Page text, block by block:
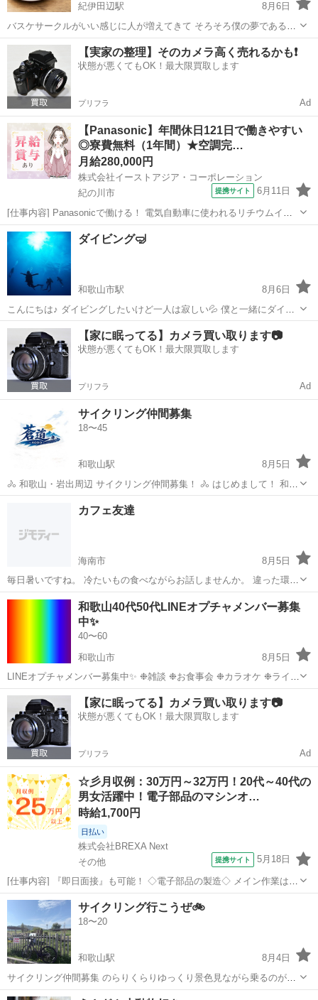
紀伊田辺駅
8月6日
バスケサークルがいい感じに人が増えてきて そろそろ僕の夢である
お茶会サークル です！♪ 場所 田辺市のマック、コメダ珈琲 など
でする予定です！ 仕事終わり、家でご飯食べて、コメダでお茶して、
1〜2時間で雑談して、はい！...
和歌山 田辺市 紀伊田辺駅
【実家の整理】そのカメラ高く売れるかも❗️
状態が悪くてもOK！最大限買取します
プリフラ Ad
【Panasonic】年間休日121日で働きやすい
◎寮費無料（1年間）★空調完…
月給280,000円
株式会社イーストアジア・コーポレーション
紀の川市
提携サイト 6月11日
[仕事内容] Panasonicで働ける！ 電気自動車に使われるリチウムイオ
ン電池の 機械オペレーターのお仕事です！ それぞれ行程はあります
が、 面接時でのお話をもとに適性を見て配属します！ 【極板製造】
⇒混ぜる・塗...
和歌山 紀の川市 工場
ダイビング🤿
和歌山市駅
8月6日
こんにちは♪ ダイビングしたいけど一人は寂しい💦 僕と一緒にダイビ
ングしませんか？？？ 年齢、性別、ライセンスは問いません！！！ ぜ
ひ！一緒に海の差世界を見に行きましょ！！！ 連絡お待ちしてます♪
※活動場所は適当に...
和歌山 和歌山市 和歌山市駅
【家に眠ってる】カメラ買い取ります📷
状態が悪くてもOK！最大限買取します
プリフラ Ad
サイクリング仲間募集
18〜45
和歌山駅
8月5日
🚴 和歌山・岩出周辺 サイクリング仲間募集！ 🚴 はじめまして！ 和歌
山県岩出市周辺で、一緒に楽しく走れるサイクリング仲間を募集して
和歌山駅
カフェ友達
海南市
8月5日
毎日暑いですね。 冷たいもの食べながらお話しませんか。 違った環境
の方とお話して知識を広げていきたいです。 年齢は問いません。 よろ
しくお願いします。
和歌山 海南市 友達
和歌山40代50代LINEオプチャメンバー募集
中✨
40〜60
和歌山市
8月5日
LINEオプチャメンバー募集中✨ ❉雑談 ❉お食事会 ❉カラオケ ❉ライブ
トーク 只今メンバー１５名です✨
和歌山 和歌山市 カラオケ
【家に眠ってる】カメラ買い取ります📷
状態が悪くてもOK！最大限買取します
プリフラ Ad
☆彡月収例：30万円～32万円！20代～40代の
男女活躍中！電子部品のマシンオ…
時給1,700円
日払い
株式会社BREXA Next
その他
提携サイト 5月18日
[仕事内容] 『即日面接』も可能！ ◇電子部品の製造◇ メイン作業は機
械操作と材料供給です！ ・機械に原材料をセットし、スイッチを押す
マシンオペレーター業務 ・電子部品製造に関わる部材の運搬業務 ※重
量物ではございません...
和歌山 その他 工場
サイクリング行こうぜ🚲
18〜20
和歌山駅
8月4日
サイクリング仲間募集 のらりくらりゆっくり景色見ながら乗るのが好
きでクロスバイクに乗っています！ よろしくお願いします🚲
和歌山 岩出市 和歌山駅 ツーリング